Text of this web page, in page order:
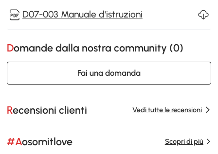
D07-003 Manuale d'istruzioni
Domande dalla nostra community (0)
Fai una domanda
Recensioni clienti Vedi tutte le recensioni
#Aosomitlove Scopri di più